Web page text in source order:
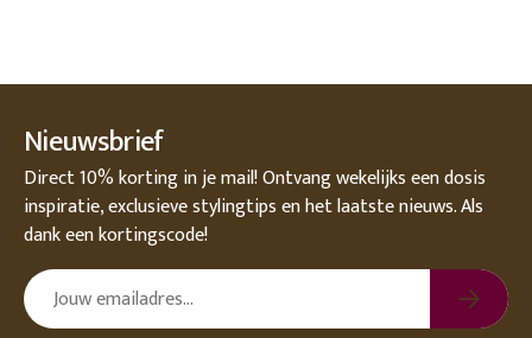
Nieuwsbrief
Direct 10% korting in je mail! Ontvang wekelijks een dosis
inspiratie, exclusieve stylingtips en het laatste nieuws. Als
dank een kortingscode!